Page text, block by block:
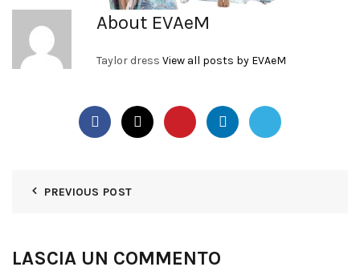
About EVAeM
Taylor dress View all posts by EVAeM
PREVIOUS POST
LASCIA UN COMMENTO